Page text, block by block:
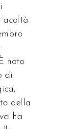
noto
di
della
ha